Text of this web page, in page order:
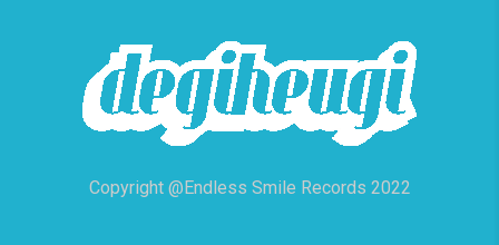
Copyright @Endless Smile Records 2022